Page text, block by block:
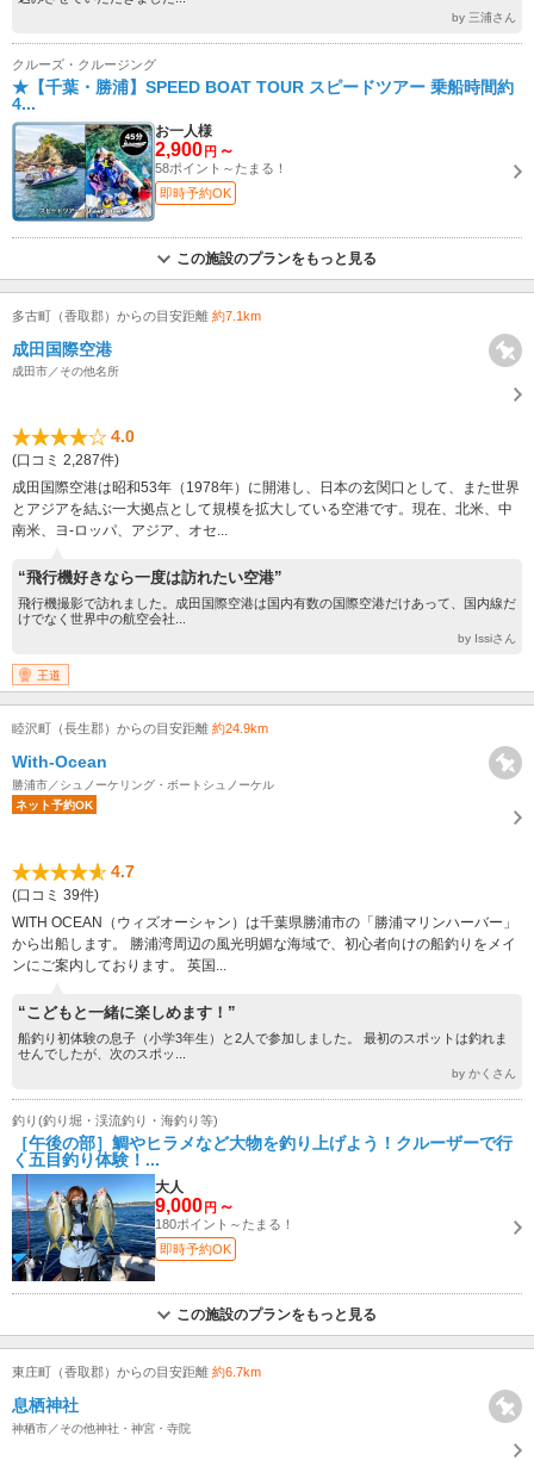
by 三浦さん
クルーズ・クルージング
★【千葉・勝浦】SPEED BOAT TOUR スピードツアー 乗船時間約
4...
お一人様
2,900 円 ～
58ポイント～たまる！
即時予約OK
この施設のプランをもっと見る
多古町（香取郡）からの目安距離 約7.1km
成田国際空港
成田市／その他名所
4.0
(口コミ 2,287件)
成田国際空港は昭和53年（1978年）に開港し、日本の玄関口として、また世界
とアジアを結ぶ一大拠点として規模を拡大している空港です。現在、北米、中
南米、ヨ-ロッパ、アジア、オセ...
“飛行機好きなら一度は訪れたい空港”
飛行機撮影で訪れました。成田国際空港は国内有数の国際空港だけあって、国内線だ
けでなく世界中の航空会社...
by Issiさん
王道
睦沢町（長生郡）からの目安距離 約24.9km
With‐Ocean
勝浦市／シュノーケリング・ボートシュノーケル
ネット予約OK
4.7
(口コミ 39件)
WITH OCEAN（ウィズオーシャン）は千葉県勝浦市の「勝浦マリンハーバー」
から出船します。 勝浦湾周辺の風光明媚な海域で、初心者向けの船釣りをメイ
ンにご案内しております。 英国...
“こどもと一緒に楽しめます！”
船釣り初体験の息子（小学3年生）と2人で参加しました。 最初のスポットは釣れま
せんでしたが、次のスポッ...
by かくさん
釣り(釣り堀・渓流釣り・海釣り等)
［午後の部］鯛やヒラメなど大物を釣り上げよう！クルーザーで行
く五目釣り体験！...
大人
9,000 円 ～
180ポイント～たまる！
即時予約OK
この施設のプランをもっと見る
東庄町（香取郡）からの目安距離 約6.7km
息栖神社
神栖市／その他神社・神宮・寺院